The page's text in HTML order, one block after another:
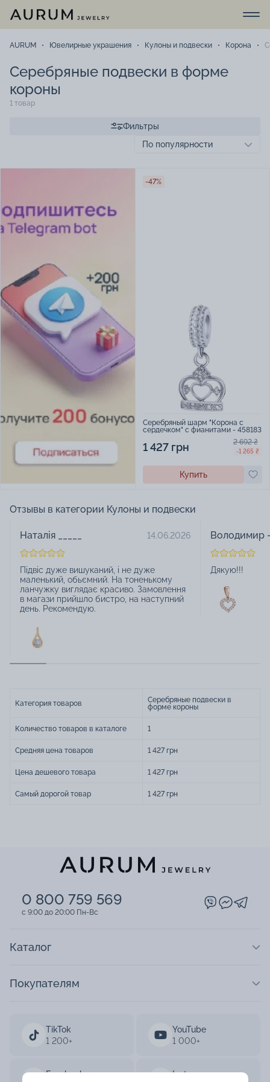
AURUM Ювелирные украшения Кулоны и подвески Корона
Серебряные подвески в форме
короны
1 товар
Фильтры
-47%
Серебряный шарм "Корона с
сердечком" с фианитами - 458183
1 427 грн 2 692 ₴
-1 265 ₴
Купить
Отзывы в категории Кулоны и подвески
Наталія _____ 14.06.2026
Підвіс дуже вишуканий, і не дуже
маленький, обьємний. На тоненькому
ланчужку виглядає красиво. Замовлення
в магази прийшло бистро, на наступний
день. Рекомендую.
Володимир
Дякую!!!
Категория товаров
Серебряные подвески в
форме короны
Количество товаров в каталоге 1
Средняя цена товаров 1 427 грн
Цена дешевого товара 1 427 грн
Самый дорогой товар 1 427 грн
0 800 759 569
c 9:00 до 20:00 Пн-Вс
TikTok
1 200+
YouTube
1 000+
Facebook
Instagram
Каталог
Покупателям